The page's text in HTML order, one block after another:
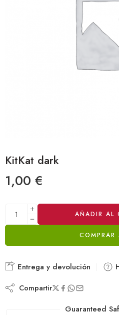
KitKat dark
1,00 €
AÑADIR AL
COMPRAR
Alternative:
Entrega y devolución
Compartir
Guaranteed